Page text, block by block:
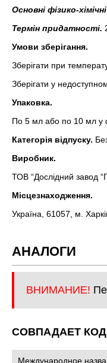
Основні фізико-
Термін придатності.
Умови зберігання.
Зберігати при
Зберігати у
Упаковка.
По 5 мл або по 10 мл у
Категорія відпуску.
Виробник.
ТОВ “Дослідний завод
Місцезнаходження.
Україна, 61057, м.
АНАЛОГИ
ВНИМАНИЕ!
СОВПАДАЕТ
Международное